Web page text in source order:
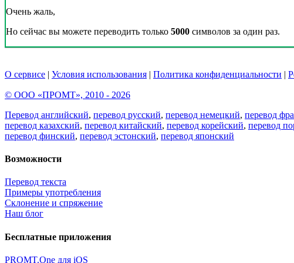
Очень жаль,
Но сейчас вы можете переводить только 5000 символов за один раз.
О сервисе | Условия использования | Политика конфиденциальности |
© ООО «ПРОМТ», 2010 - 2026
Перевод английский, перевод русский, перевод немецкий, перевод
перевод казахский, перевод китайский, перевод корейский, перевод
перевод финский, перевод эстонский, перевод японский
Возможности
Перевод текста
Примеры употребления
Склонение и спряжение
Наш блог
Бесплатные приложения
PROMT.One для iOS